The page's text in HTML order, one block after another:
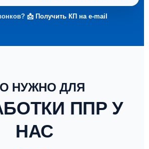
📩 Получить КП на e-mail
НУЖНО ДЛЯ
ППР У
НАС